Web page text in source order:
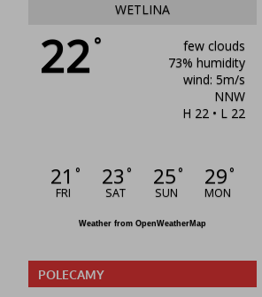
WETLINA
22 °
few clouds
73% humidity
wind: 5m/s
NNW
H 22 • L 22
21 °
FRI
23 °
SAT
25°
SUN
29°
MON
Weather from OpenWeatherMap
POLECAMY